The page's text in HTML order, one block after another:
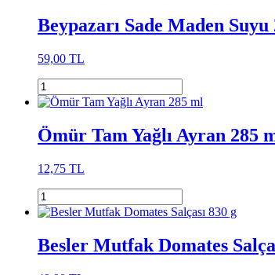
Beypazarı Sade Maden Suyu
59,00 TL
Ömür Tam Yağlı Ayran 285
12,75 TL
Besler Mutfak Domates